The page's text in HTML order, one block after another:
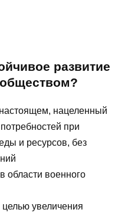
развитие
нацеленный
при
и ресурсов, без
области военного
целью увеличения